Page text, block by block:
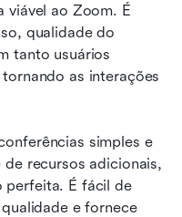
viável ao Zoom. É
qualidade do
tanto usuários
as interações
simples e
recursos adicionais,
perfeita. É fácil de
e fornece